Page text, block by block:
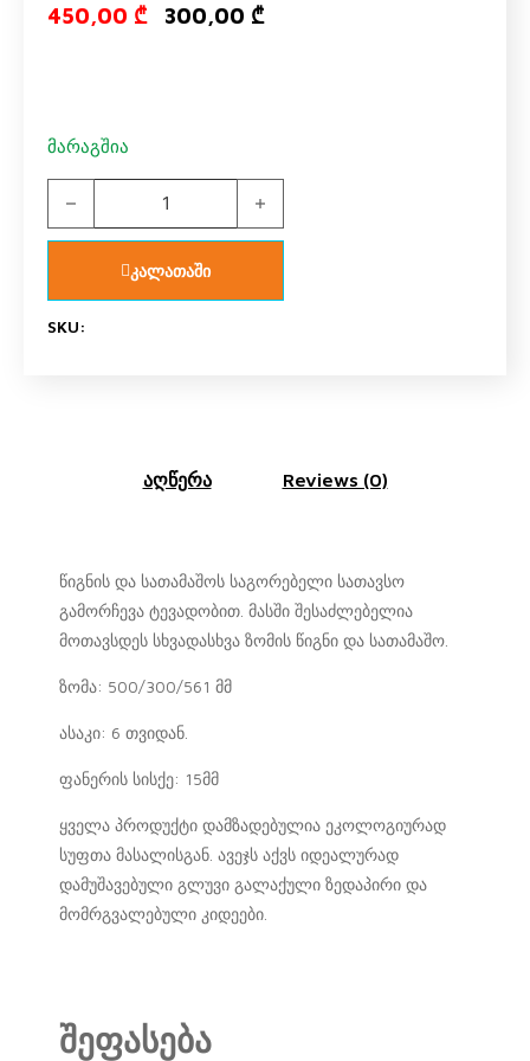
450,00 ₾ 300,00 ₾
მარაგშია
წიგნის თარო 2 H quantity
კალათაში
SKU:
აღწერა Reviews (0)
წიგნის და სათამაშოს საგორებელი სათავსო
გამორჩევა ტევადობით. მასში შესაძლებელია
მოთავსდეს სხვადასხვა ზომის წიგნი და სათამაშო.
ზომა: 500/300/561 მმ
ასაკი: 6 თვიდან.
ფანერის სისქე: 15მმ
ყველა პროდუქტი დამზადებულია ეკოლოგიურად
სუფთა მასალისგან. ავეჯს აქვს იდეალურად
დამუშავებული გლუვი გალაქული ზედაპირი და
მომრგვალებული კიდეები.
შეფასება